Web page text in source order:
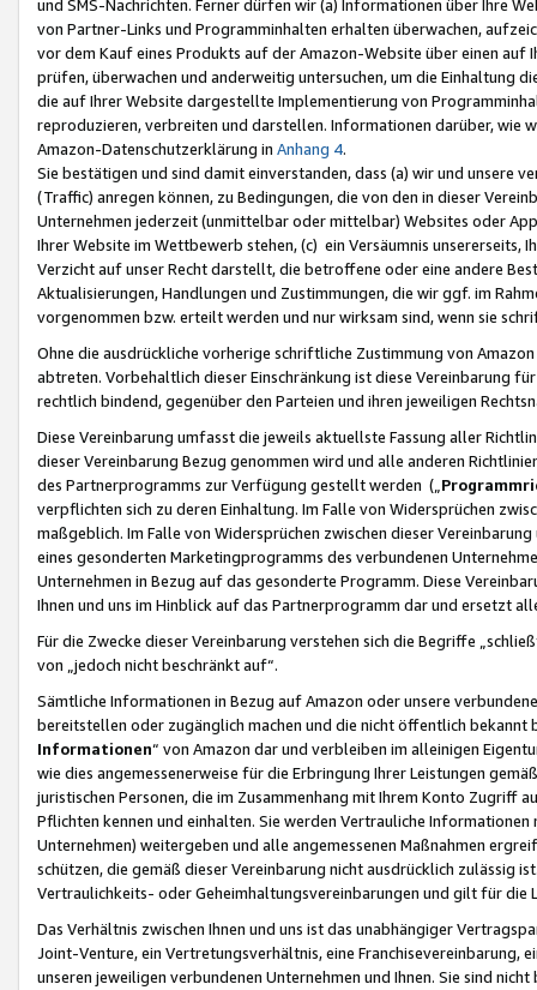
und SMS-Nachrichten. Ferner dürfen wir (a) Informationen über Ihre
von Partner-Links und Programminhalten erhalten überwachen,
vor dem Kauf eines Produkts auf der Amazon-Website über einen
prüfen, überwachen und anderweitig untersuchen, um die Einhaltung
die auf Ihrer Website dargestellte Implementierung von
reproduzieren, verbreiten und darstellen. Informationen darüber, wie
Amazon-Datenschutzerklärung in Anhang 4.
Sie bestätigen und sind damit einverstanden, dass (a) wir und
(Traffic) anregen können, zu Bedingungen, die von den in dieser
Unternehmen jederzeit (unmittelbar oder mittelbar) Websites oder
Ihrer Website im Wettbewerb stehen, (c) ein Versäumnis unsererseits,
Verzicht auf unser Recht darstellt, die betroffene oder eine andere
Aktualisierungen, Handlungen und Zustimmungen, die wir ggf. im
vorgenommen bzw. erteilt werden und nur wirksam sind, wenn sie
Ohne die ausdrückliche vorherige schriftliche Zustimmung von
abtreten. Vorbehaltlich dieser Einschränkung ist diese Vereinbarung
rechtlich bindend, gegenüber den Parteien und ihren jeweiligen
Diese Vereinbarung umfasst die jeweils aktuellste Fassung aller
dieser Vereinbarung Bezug genommen wird und alle anderen
des Partnerprogramms zur Verfügung gestellt werden („
verpflichten sich zu deren Einhaltung. Im Falle von Widersprüchen
maßgeblich. Im Falle von Widersprüchen zwischen dieser
eines gesonderten Marketingprogramms des verbundenen
Unternehmen in Bezug auf das gesonderte Programm. Diese
Ihnen und uns im Hinblick auf das Partnerprogramm dar und ersetzt
Für die Zwecke dieser Vereinbarung verstehen sich die Begriffe
von „jedoch nicht beschränkt auf“.
Sämtliche Informationen in Bezug auf Amazon oder unsere
bereitstellen oder zugänglich machen und die nicht öffentlich
Informationen“ von Amazon dar und verbleiben im alleinigen
wie dies angemessenerweise für die Erbringung Ihrer Leistungen
juristischen Personen, die im Zusammenhang mit Ihrem Konto
Pflichten kennen und einhalten. Sie werden Vertrauliche
Unternehmen) weitergeben und alle angemessenen Maßnahmen
schützen, die gemäß dieser Vereinbarung nicht ausdrücklich zulässig
Vertraulichkeits- oder Geheimhaltungsvereinbarungen und gilt für die
Das Verhältnis zwischen Ihnen und uns ist das unabhängiger
Joint-Venture, ein Vertretungsverhältnis, eine Franchisevereinbarung,
unseren jeweiligen verbundenen Unternehmen und Ihnen. Sie sind